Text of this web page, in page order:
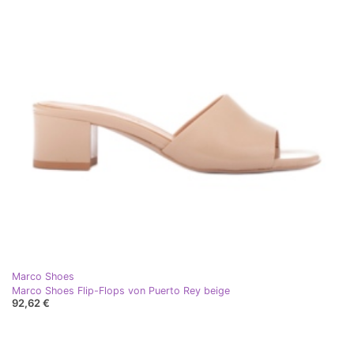
Marco Shoes
Marco Shoes Flip-Flops von Puerto Rey beige
92,62 €